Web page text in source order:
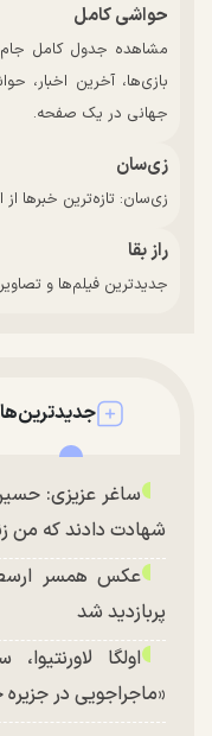
حواشی کامل
بازی‌ها، آخرین اخبار،
جهانی در یک صفحه.
زی‌سان
زی‌سان: تازه‌ترین خبرها از
راز بقا
جدیدترین فیلم‌ها و
جدیدترین‌ها
ساغر عزیزی:
شهادت دادند که من
عکس همسر
پربازدید شد
اولگا
«ماجراجویی در